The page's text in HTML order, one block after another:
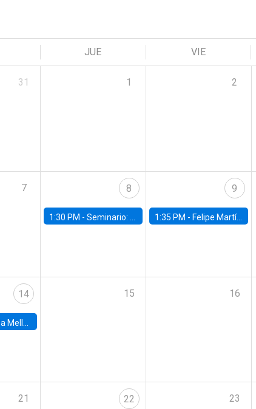
JUE VIE
31 1 2
7 8
1:30 PM -Seminario: “Recuperando la humanidad para progresar en la era de la IA»
9
1:35 PM - Felipe Martínez, alumno Doctorado en Economía UC
14
Education and Research
15 16
21 22 23